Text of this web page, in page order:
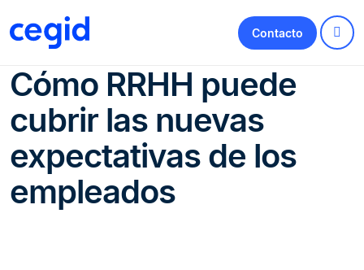
Contacto
Cómo RRHH puede
cubrir las nuevas
expectativas de los
empleados